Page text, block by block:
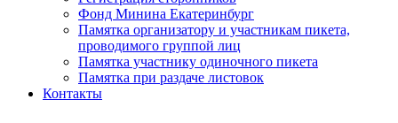
Фонд Минина Екатеринбург
Памятка организатору и участникам пикета,
проводимого группой лиц
Памятка участнику одиночного пикета
Памятка при раздаче листовок
Контакты